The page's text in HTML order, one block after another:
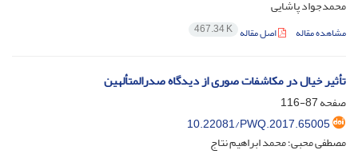
محمدجواد پاشایی
مشاهده مقاله اصل مقاله 467.34 K
تأثیر خیال در مکاشفات صوری از دیدگاه صدرالمتألهین
صفحه87-116
10.22081/PWQ.2017.65005
مصطفی محبی؛ محمد ابراهیم نتاج